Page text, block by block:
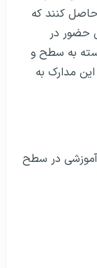
کنند که
حضور در
به سطح و
مدارک به
آموزشی در سطح